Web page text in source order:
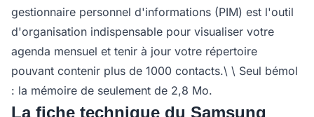
gestionnaire personnel d'informations (PIM) est l'outil
d'organisation indispensable pour visualiser votre
agenda mensuel et tenir à jour votre répertoire
pouvant contenir plus de 1000 contacts.\ \ Seul bémol
: la mémoire de seulement de 2,8 Mo.
La fiche technique du Samsung